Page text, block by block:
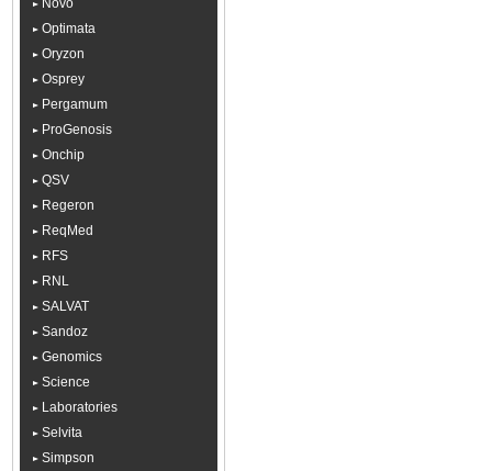
Novo
Optimata
Oryzon
Osprey
Pergamum
ProGenosis
Onchip
QSV
Regeron
ReqMed
RFS
RNL
SALVAT
Sandoz
Genomics
Science
Laboratories
Selvita
Simpson